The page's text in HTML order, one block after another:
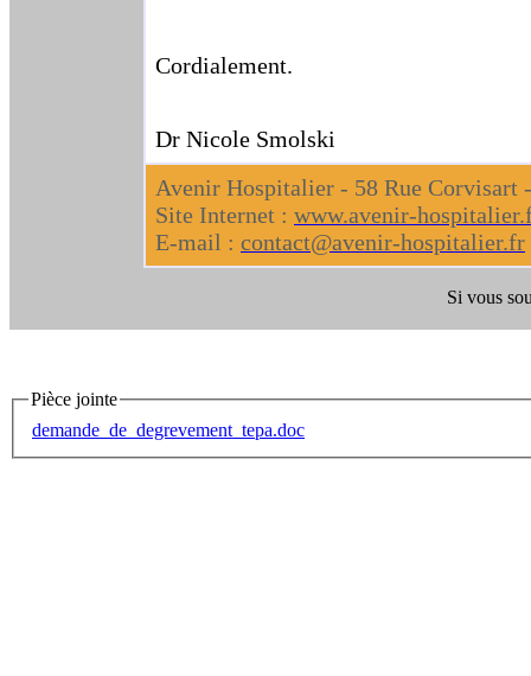
Cordialement.
Dr Nicole Smolski
Avenir Hospitalier - 58 Rue Corvisart
Site Internet : www.avenir-
E-mail : contact@avenir-hospitalier.fr
Si vous
Pièce jointe
demande_de_degrevement_tepa.doc